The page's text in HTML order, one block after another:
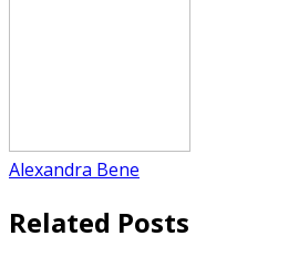
Alexandra Bene
Related Posts